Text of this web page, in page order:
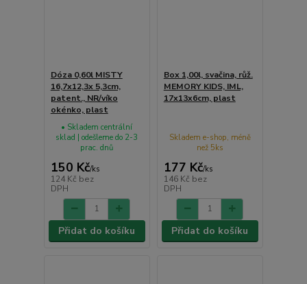
Dóza 0,60l MISTY
16,7x12,3x 5,3cm,
patent., NR/víko
okénko, plast
150 Kč/ks
124 Kč bez
DPH
• Skladem centrální
sklad | odešleme do 2-3
prac. dnů
Přidat do košíku
Box 1,00l, svačina, růž.
MEMORY KIDS, IML,
17x13x6cm, plast
177 Kč/ks
146 Kč bez
DPH
Skladem e-shop, méně
než 5ks
Přidat do košíku